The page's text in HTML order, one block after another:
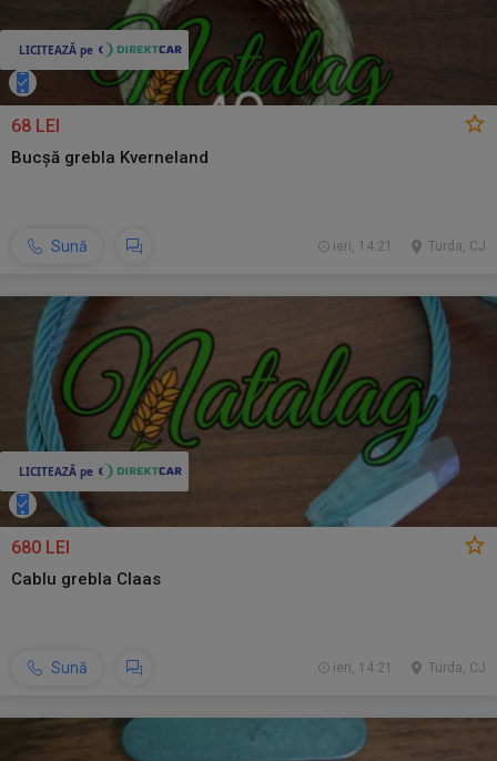
68 LEI
Bucșă grebla Kverneland
Sună Turda, CJ
ieri, 14:21
680 LEI
Cablu grebla Claas
Sună Turda, CJ
ieri, 14:21